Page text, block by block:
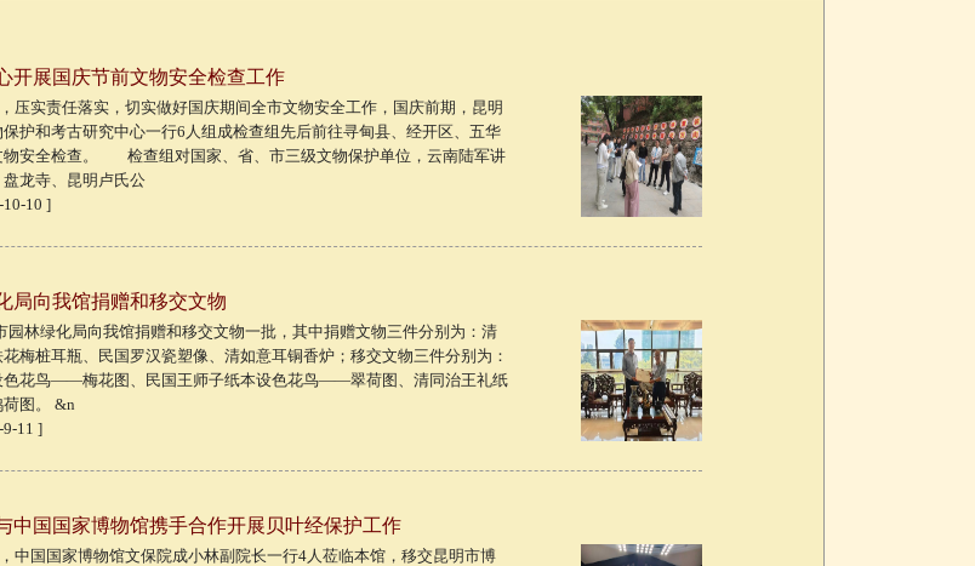
开展国庆节前文物安全检查工作
压实责任落实，切实做好国庆期间全市文物安全工作，国庆前期，昆明
护和考古研究中心一行6人组成检查组先后前往寻甸县、经开区、五华
物安全检查。 检查组对国家、省、市三级文物保护单位，云南陆军讲
龙寺、昆明卢氏公
10 ]
局向我馆捐赠和移交文物
园林绿化局向我馆捐赠和移交文物一批，其中捐赠文物三件分别为：清
梅桩耳瓶、民国罗汉瓷塑像、清如意耳铜香炉；移交文物三件分别为：
色花鸟——梅花图、民国王师子纸本设色花鸟——翠荷图、清同治王礼纸
图。 &n
11 ]
中国国家博物馆携手合作开展贝叶经保护工作
中国国家博物馆文保院成小林副院长一行4人莅临本馆，移交昆明市博